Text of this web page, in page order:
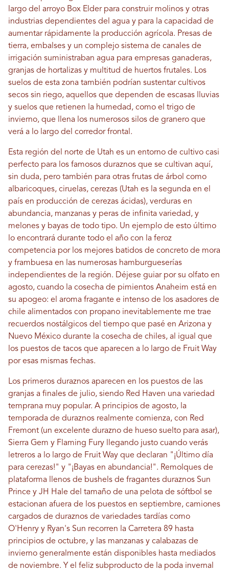
largo del arroyo Box Elder para construir molinos y otras
industrias dependientes del agua y para la capacidad de
aumentar rápidamente la producción agrícola. Presas de
tierra, embalses y un complejo sistema de canales de
irrigación suministraban agua para empresas ganaderas,
granjas de hortalizas y multitud de huertos frutales. Los
suelos de esta zona también podrían sustentar cultivos
secos sin riego, aquellos que dependen de escasas lluvias
y suelos que retienen la humedad, como el trigo de
invierno, que llena los numerosos silos de granero que
verá a lo largo del corredor frontal.
Esta región del norte de Utah es un entorno de cultivo casi
perfecto para los famosos duraznos que se cultivan aquí,
sin duda, pero también para otras frutas de árbol como
albaricoques, ciruelas, cerezas (Utah es la segunda en el
país en producción de cerezas ácidas), verduras en
abundancia, manzanas y peras de infinita variedad, y
melones y bayas de todo tipo. Un ejemplo de esto último
lo encontrará durante todo el año con la feroz
competencia por los mejores batidos de concreto de mora
y frambuesa en las numerosas hamburgueserías
independientes de la región. Déjese guiar por su olfato en
agosto, cuando la cosecha de pimientos Anaheim está en
su apogeo: el aroma fragante e intenso de los asadores de
chile alimentados con propano inevitablemente me trae
recuerdos nostálgicos del tiempo que pasé en Arizona y
Nuevo México durante la cosecha de chiles, al igual que
los puestos de tacos que aparecen a lo largo de Fruit Way
por esas mismas fechas.
Los primeros duraznos aparecen en los puestos de las
granjas a finales de julio, siendo Red Haven una variedad
temprana muy popular. A principios de agosto, la
temporada de duraznos realmente comienza, con Red
Fremont (un excelente durazno de hueso suelto para asar),
Sierra Gem y Flaming Fury llegando justo cuando verás
letreros a lo largo de Fruit Way que declaran "¡Último día
para cerezas!" y "¡Bayas en abundancia!". Remolques de
plataforma llenos de bushels de fragantes duraznos Sun
Prince y JH Hale del tamaño de una pelota de sóftbol se
estacionan afuera de los puestos en septiembre, camiones
cargados de duraznos de variedades tardías como
O'Henry y Ryan's Sun recorren la Carretera 89 hasta
principios de octubre, y las manzanas y calabazas de
invierno generalmente están disponibles hasta mediados
de noviembre. Y el feliz subproducto de la poda invernal